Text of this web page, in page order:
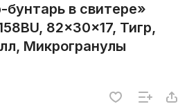
бунтарь в свитере»
82x30x17, Тигр,
Микрогранулы